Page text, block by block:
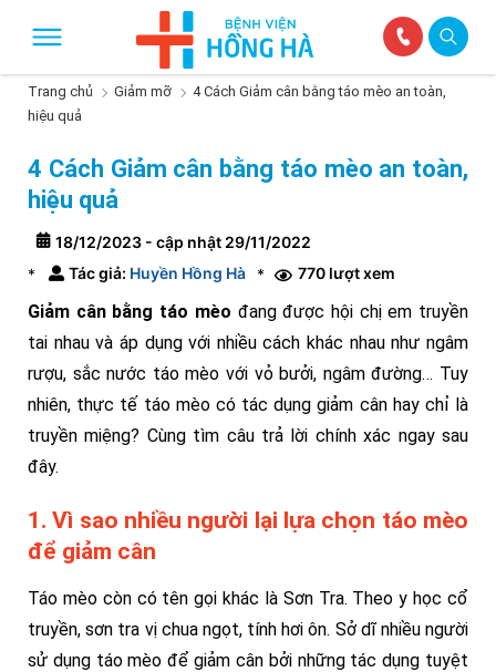
Trang chủ Giảm mỡ
4 Cách Giảm cân bằng táo mèo an toàn,
hiệu quả
4 Cách Giảm cân bằng táo mèo an toàn,
hiệu quả
18/12/2023 - cập nhật 29/11/2022
*
Tác giả: Huyền Hồng Hà * 770 lượt xem
Giảm cân bằng táo mèo đang được hội chị em truyền
tai nhau và áp dụng với nhiều cách khác nhau như ngâm
rượu, sắc nước táo mèo với vỏ bưởi, ngâm đường… Tuy
nhiên, thực tế táo mèo có tác dụng giảm cân hay chỉ là
truyền miệng? Cùng tìm câu trả lời chính xác ngay sau
đây.
1. Vì sao nhiều người lại lựa chọn táo mèo
để giảm cân
Táo mèo còn có tên gọi khác là Sơn Tra. Theo y học cổ
truyền, sơn tra vị chua ngọt, tính hơi ôn. Sở dĩ nhiều người
sử dụng táo mèo để giảm cân bởi những tác dụng tuyệt